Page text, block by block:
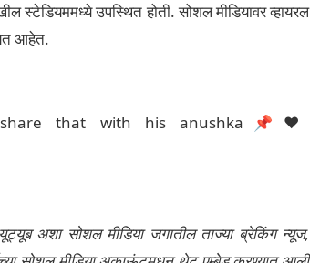
स्टेडियममध्ये उपस्थित होती. सोशल मीडियावर व्हायरल
येत आहेत.
that with his anushka📌♥️
अशा सोशल मीडिया जगातील ताज्या ब्रेकिंग न्यूज,